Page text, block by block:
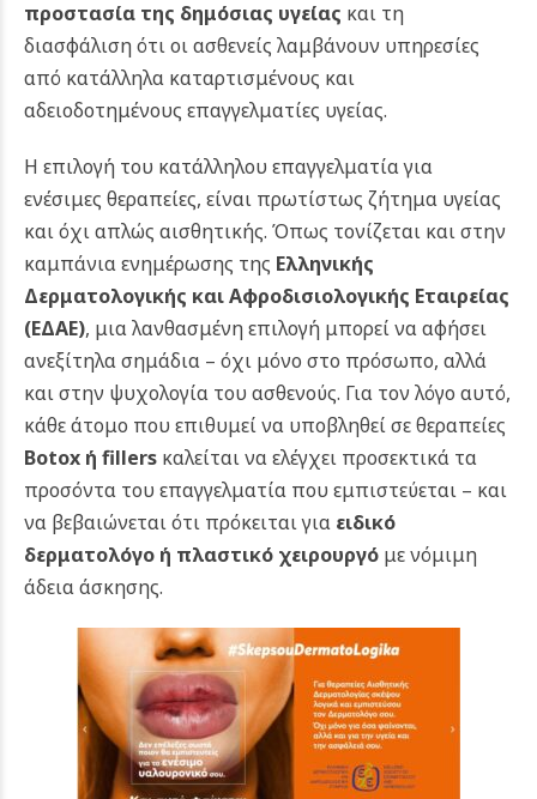
προστασία της δημόσιας υγείας και τη
διασφάλιση ότι οι ασθενείς λαμβάνουν υπηρεσίες
από κατάλληλα καταρτισμένους και
αδειοδοτημένους επαγγελματίες υγείας.
Η επιλογή του κατάλληλου επαγγελματία για
ενέσιμες θεραπείες, είναι πρωτίστως ζήτημα υγείας
και όχι απλώς αισθητικής. Όπως τονίζεται και στην
καμπάνια ενημέρωσης της Ελληνικής
Δερματολογικής και Αφροδισιολογικής Εταιρείας
(ΕΔΑΕ), μια λανθασμένη επιλογή μπορεί να αφήσει
ανεξίτηλα σημάδια – όχι μόνο στο πρόσωπο, αλλά
και στην ψυχολογία του ασθενούς. Για τον λόγο αυτό,
κάθε άτομο που επιθυμεί να υποβληθεί σε θεραπείες
Botox ή fillers καλείται να ελέγχει προσεκτικά τα
προσόντα του επαγγελματία που εμπιστεύεται – και
να βεβαιώνεται ότι πρόκειται για ειδικό
δερματολόγο ή πλαστικό χειρουργό με νόμιμη
άδεια άσκησης.